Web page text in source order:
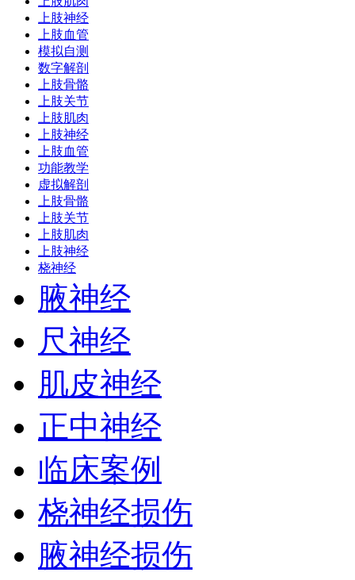
上肢神经
上肢血管
模拟自测
数字解剖
上肢骨骼
上肢关节
上肢肌肉
上肢神经
上肢血管
功能教学
虚拟解剖
上肢骨骼
上肢关节
上肢肌肉
上肢神经
桡神经
腋神经
尺神经
肌皮神经
正中神经
临床案例
桡神经损伤
腋神经损伤